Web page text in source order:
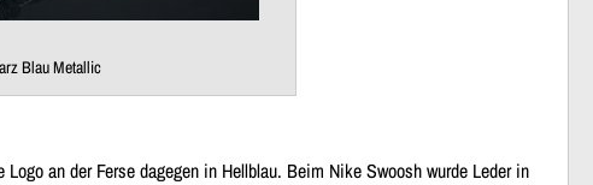
Blau Metallic
an der Ferse dagegen in Hellblau. Beim Nike Swoosh wurde Leder in